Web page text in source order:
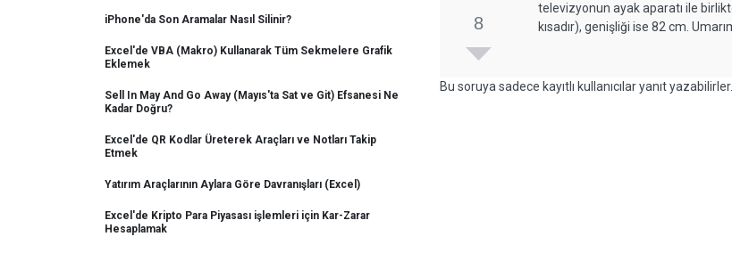
iPhone'da Son Aramalar Nasıl Silinir?
Excel'de VBA (Makro) Kullanarak Tüm Sekmelere Grafik
Eklemek
Sell In May And Go Away (Mayıs'ta Sat ve Git) Efsanesi Ne
Kadar Doğru?
Excel'de QR Kodlar Üreterek Araçları ve Notları Takip
Etmek
Yatırım Araçlarının Aylara Göre Davranışları (Excel)
Excel'de Kripto Para Piyasası işlemleri için Kar-Zarar
Hesaplamak
8
televizyonun ayak aparatı ile
kısadır), genişliği ise 82 cm.
Bu soruya sadece kayıtlı kullanıcılar yanıt